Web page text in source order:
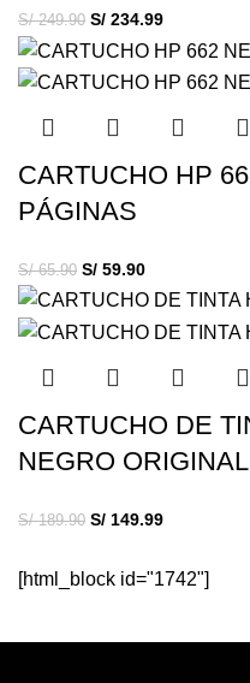
S/249.90 S/ 234.99
CARTUCHO HP
PÁGINAS
S/65.90 S/ 59.90
CARTUCHO DE
NEGRO ORIGINAL
S/189.90 S/ 149.99
[html_block id="1742"]